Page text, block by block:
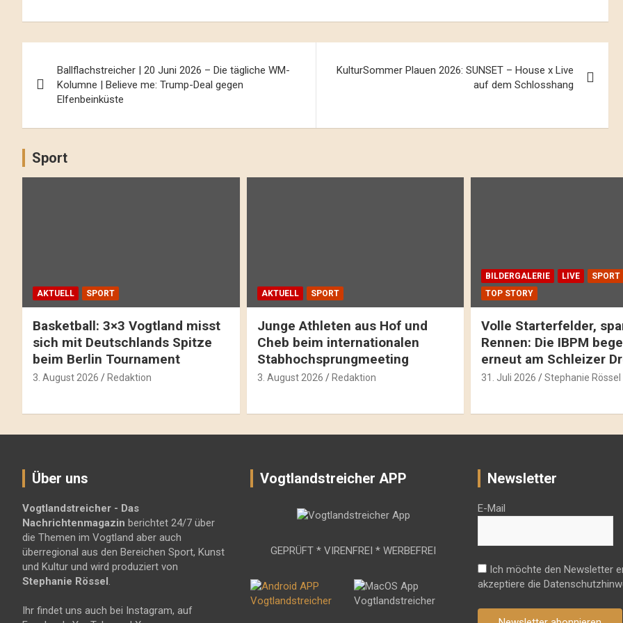
Navigation
Ballflachstreicher | 20 Juni 2026 – Die tägliche WM-
Kolumne | Believe me: Trump-Deal gegen
Elfenbeinküste
KulturSommer Plauen 2026: SUNSET – House x Live
auf dem Schlosshang
Sport
AKTUELL SPORT
Basketball: 3×3 Vogtland misst
sich mit Deutschlands Spitze
beim Berlin Tournament
3. August 2026 Redaktion
AKTUELL SPORT
Junge Athleten aus Hof und
Cheb beim internationalen
Stabhochsprungmeeting
3. August 2026 Redaktion
BILDERGALERIE LIVE
SPORT
TOP STORY
Volle Starterfelder,
Rennen: Die IBPM
erneut am Schleizer
31. Juli 2026 Stephanie Rössel
Über uns
Vogtlandstreicher - Das
Nachrichtenmagazin berichtet 24/7 über
die Themen im Vogtland aber auch
überregional aus den Bereichen Sport, Kunst
und Kultur und wird produziert von
Stephanie Rössel.
Ihr findet uns auch bei Instagram, auf
Vogtlandstreicher APP
GEPRÜFT * VIRENFREI * WERBEFREI
Newsletter
E-Mail
Ich möchte den Newsletter
akzeptiere die